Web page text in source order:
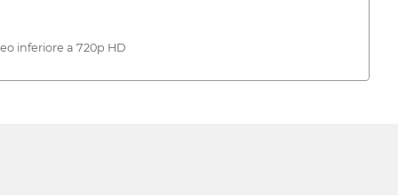
inferiore a 720p HD